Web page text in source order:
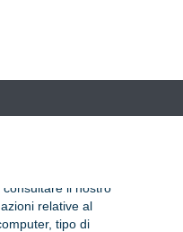
personali e/o
il nostro
relative al
tipo di